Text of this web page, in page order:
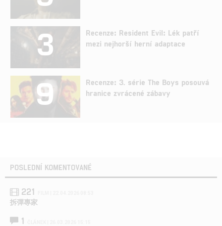
3
Recenze: Resident Evil: Lék patří
mezi nejhorší herní adaptace
9
Recenze: 3. série The Boys posouvá
hranice zvrácené zábavy
POSLEDNÍ KOMENTOVANÉ
221
拆彈專家
1